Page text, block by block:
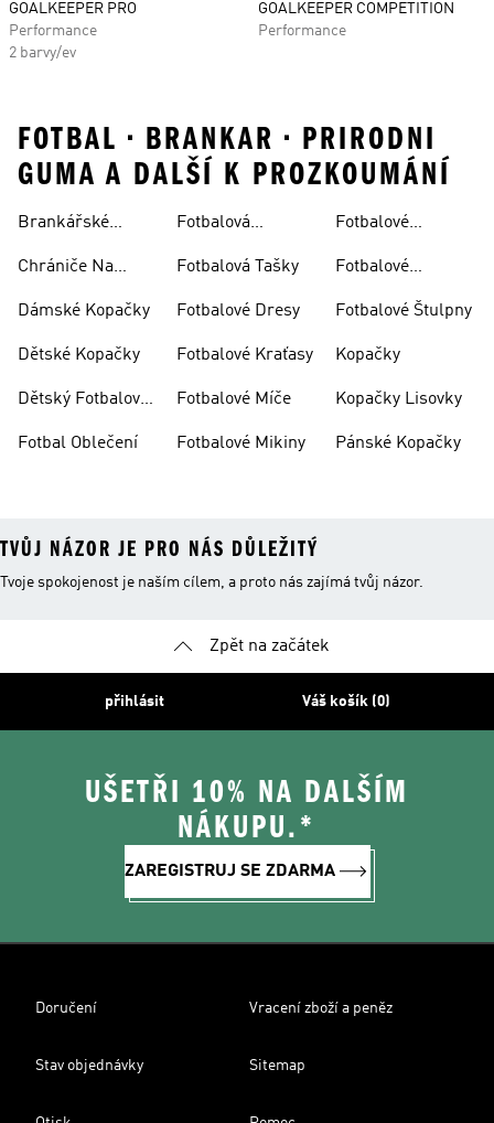
GOALKEEPER PRO
Performance
2 barvy/ev
GOALKEEPER COMPETITION
Performance
FOTBAL • BRANKAR • PRIRODNI
GUMA A DALŠÍ K PROZKOUMÁNÍ
Brankářské
Chrániče Na
Dámské Kopačky
Dětské Kopačky
Dětský Fotbalový
Fotbal Oblečení
Fotbalová
Fotbalová Tašky
Fotbalové Dresy
Fotbalové Kraťasy
Fotbalové Míče
Fotbalové Mikiny
Fotbalové
Fotbalové
Fotbalové Štulpny
Kopačky
Kopačky Lisovky
Pánské Kopačky
TVŮJ NÁZOR JE PRO NÁS DŮLEŽITÝ
Tvoje spokojenost je naším cílem, a proto nás zajímá tvůj názor.
Zpět na začátek
přihlásit Váš košík (0)
UŠETŘI 10% NA DALŠÍM
NÁKUPU.*
ZAREGISTRUJ SE ZDARMA
Doručení Vracení zboží a peněz
Stav objednávky Sitemap